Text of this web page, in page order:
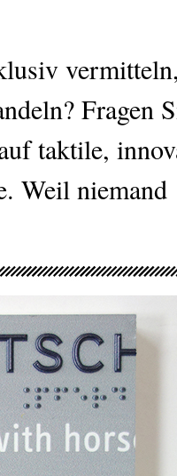
Fragen
taktile,
Weil niemand